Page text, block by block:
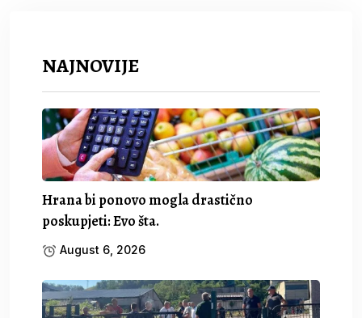
NAJNOVIJE
Hrana bi ponovo mogla drastično
poskupjeti: Evo šta.
August 6, 2026